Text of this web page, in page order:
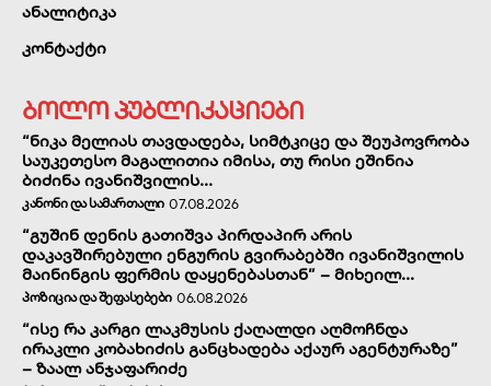
ანალიტიკა
კონტაქტი
ბოლო პუბლიკაციები
“ნიკა მელიას თავდადება, სიმტკიცე და შეუპოვრობა
საუკეთესო მაგალითია იმისა, თუ რისი ეშინია
ბიძინა ივანიშვილის...
ᲙᲐᲜᲝᲜᲘ ᲓᲐ ᲡᲐᲛᲐᲠᲗᲐᲚᲘ 07.08.2026
“გუშინ დენის გათიშვა პირდაპირ არის
დაკავშირებული ენგურის გვირაბებში ივანიშვილის
მაინინგის ფერმის დაყენებასთან” – მიხეილ...
ᲞᲝᲖᲘᲪᲘᲐ ᲓᲐ ᲨᲔᲤᲐᲡᲔᲑᲔᲑᲘ 06.08.2026
“ისე რა კარგი ლაკმუსის ქაღალდი აღმოჩნდა
ირაკლი კობახიძის განცხადება აქაურ აგენტურაზე”
– ზაალ ანჯაფარიძე